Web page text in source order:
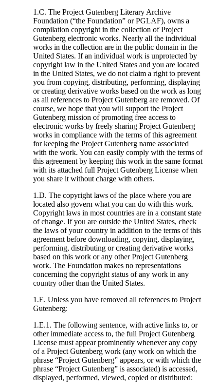
1.C. The Project Gutenberg Literary Archive
Foundation (“the Foundation” or PGLAF), owns a
compilation copyright in the collection of Project
Gutenberg electronic works. Nearly all the individual
works in the collection are in the public domain in the
United States. If an individual work is unprotected by
copyright law in the United States and you are located
in the United States, we do not claim a right to prevent
you from copying, distributing, performing, displaying
or creating derivative works based on the work as long
as all references to Project Gutenberg are removed. Of
course, we hope that you will support the Project
Gutenberg mission of promoting free access to
electronic works by freely sharing Project Gutenberg
works in compliance with the terms of this agreement
for keeping the Project Gutenberg name associated
with the work. You can easily comply with the terms of
this agreement by keeping this work in the same format
with its attached full Project Gutenberg License when
you share it without charge with others.
1.D. The copyright laws of the place where you are
located also govern what you can do with this work.
Copyright laws in most countries are in a constant state
of change. If you are outside the United States, check
the laws of your country in addition to the terms of this
agreement before downloading, copying, displaying,
performing, distributing or creating derivative works
based on this work or any other Project Gutenberg
work. The Foundation makes no representations
concerning the copyright status of any work in any
country other than the United States.
1.E. Unless you have removed all references to Project
Gutenberg:
1.E.1. The following sentence, with active links to, or
other immediate access to, the full Project Gutenberg
License must appear prominently whenever any copy
of a Project Gutenberg work (any work on which the
phrase “Project Gutenberg” appears, or with which the
phrase “Project Gutenberg” is associated) is accessed,
displayed, performed, viewed, copied or distributed: